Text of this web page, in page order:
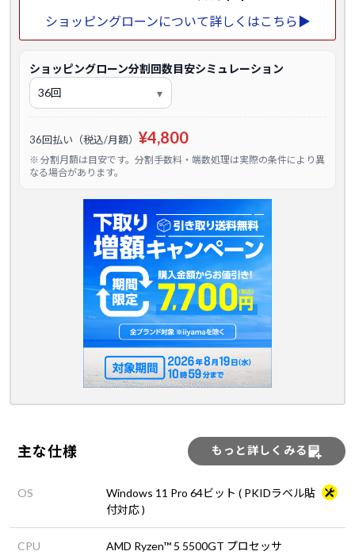
ショッピングローンについて詳しくはこちら▶
ショッピングローン分割回数目安シミュレーション
36回払い（税込/月額） ¥4,800
※ 分割月額は目安です。分割手数料・端数処理は実際の条件により異
なる場合があります。
主な仕様 もっと詳しくみる
OS
Windows 11 Pro 64ビット ( PKIDラベル貼
付対応 )
CPU AMD Ryzen™ 5 5500GT プロセッサ